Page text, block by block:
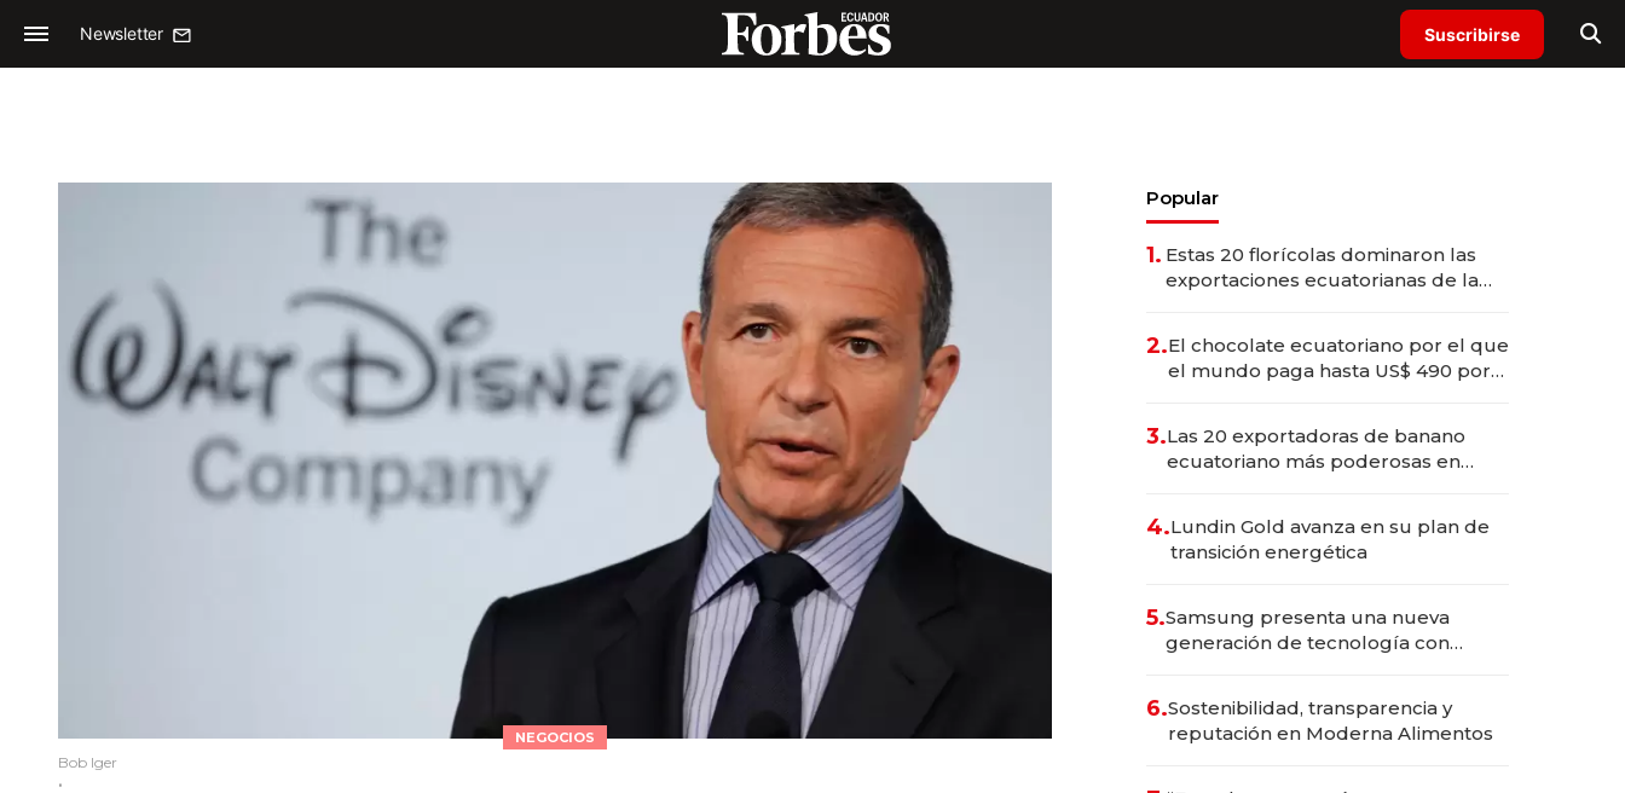
Newsletter Suscribirse
NEGOCIOS
Bob Iger
.
Popular
1. Estas 20 florícolas dominaron las
exportaciones ecuatorianas de la
2.El chocolate ecuatoriano por el que
el mundo paga hasta US$ 490 por
3.Las 20 exportadoras de banano
ecuatoriano más poderosas en
4.Lundin Gold avanza en su plan de
transición energética
5.Samsung presenta una nueva
generación de tecnología con
6.Sostenibilidad, transparencia y
reputación en Moderna Alimentos